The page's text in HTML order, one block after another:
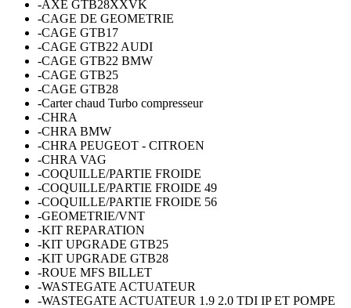
-AXE GTB28XXVK
-CAGE DE GEOMETRIE
-CAGE GTB17
-CAGE GTB22 AUDI
-CAGE GTB22 BMW
-CAGE GTB25
-CAGE GTB28
-Carter chaud Turbo compresseur
-CHRA
-CHRA BMW
-CHRA PEUGEOT - CITROEN
-CHRA VAG
-COQUILLE/PARTIE FROIDE
-COQUILLE/PARTIE FROIDE 49
-COQUILLE/PARTIE FROIDE 56
-GEOMETRIE/VNT
-KIT REPARATION
-KIT UPGRADE GTB25
-KIT UPGRADE GTB28
-ROUE MFS BILLET
-WASTEGATE ACTUATEUR
-WASTEGATE ACTUATEUR 1.9 2.0 TDI IP ET POMPE